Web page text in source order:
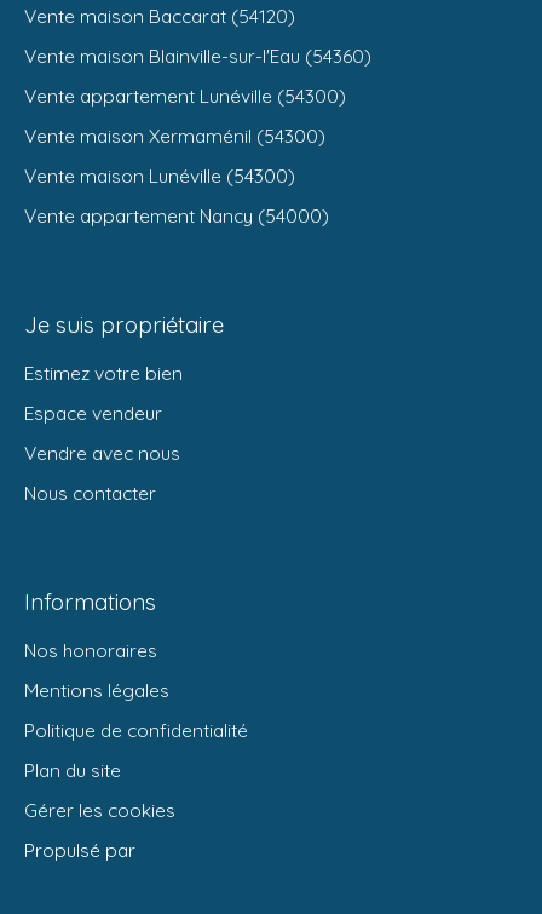
Vente maison Baccarat (54120)
Vente maison Blainville-sur-l'Eau (54360)
Vente appartement Lunéville (54300)
Vente maison Xermaménil (54300)
Vente maison Lunéville (54300)
Vente appartement Nancy (54000)
Je suis propriétaire
Estimez votre bien
Espace vendeur
Vendre avec nous
Nous contacter
Informations
Nos honoraires
Mentions légales
Politique de confidentialité
Plan du site
Gérer les cookies
Propulsé par